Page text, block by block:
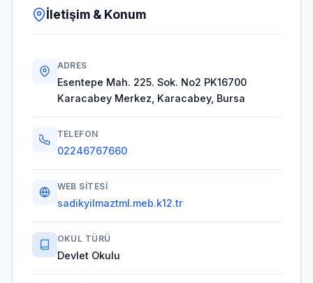
İletişim & Konum
ADRES
Esentepe Mah. 225. Sok. No2 PK16700
Karacabey Merkez, Karacabey, Bursa
TELEFON
02246767660
WEB SITESI
sadikyilmaztml.meb.k12.tr
OKUL TÜRÜ
Devlet Okulu